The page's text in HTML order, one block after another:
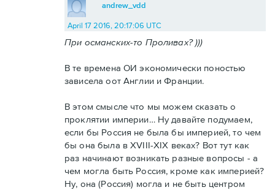
andrew_vdd
April 17 2016, 20:17:06 UTC
При османских-то Проливах? )))
В те времена ОИ экономически поностью
зависела оот Англии и Франции.
В этом смысле что мы можем сказать о
проклятии империи… Ну давайте подумаем,
если бы Россия не была бы империей, то чем
бы она была в XVIII-XIX веках? Вот тут как
раз начинают возникать разные вопросы - а
чем могла быть Россия, кроме как империей?
Ну, она (Россия) могла и не быть центром